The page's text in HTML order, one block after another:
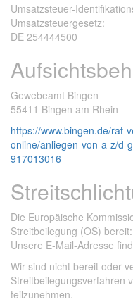
Umsatzsteuer-
Umsatzsteuergesetz:
DE 254444500
Gewebeamt Bingen
55411 Bingen am Rhein
https://www.bingen.de/rat-
online/anliegen-von-a-z/d-
917013016
Die Europäische
Streitbeilegung (OS) bereit:
Unsere E-Mail-Adresse
Wir sind nicht bereit oder
Streitbeilegungsverfahren
teilzunehmen.